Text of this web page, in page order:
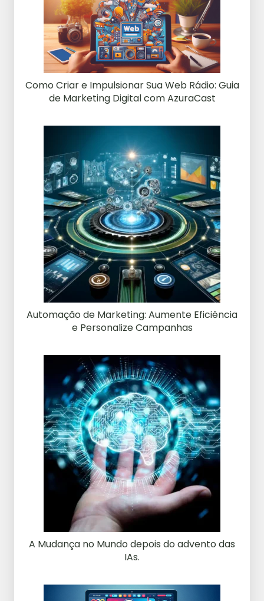
Como Criar e Impulsionar Sua Web Rádio: Guia
de Marketing Digital com AzuraCast
Automação de Marketing: Aumente Eficiência
e Personalize Campanhas
A Mudança no Mundo depois do advento das
IAs.